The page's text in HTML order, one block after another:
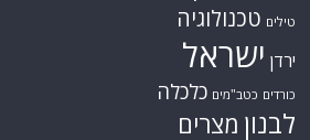
טילים טכנולוגיה
ירדן ישראל
כורדים כטב"מים כלכלה
לבנון מצרים